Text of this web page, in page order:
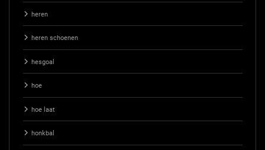
heren
heren schoenen
hesgoal
hoe
hoe laat
honkbal